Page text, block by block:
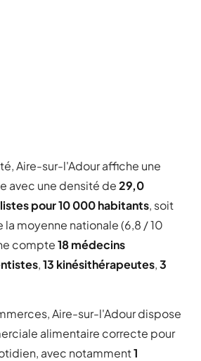
Aire-sur-l'Adour affiche une
avec une densité de29,0
pour 10 000 habitants, soit
moyenne nationale (6,8 / 10
compte18 médecins
,13 kinésithérapeutes,3
Aire-sur-l'Adour dispose
alimentaire correcte pour
avec notamment1